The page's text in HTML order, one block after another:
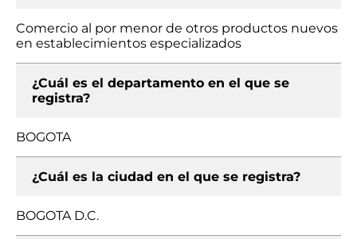
Comercio al por menor de otros productos nuevos
en establecimientos especializados
¿Cuál es el departamento en el que se
registra?
BOGOTA
¿Cuál es la ciudad en el que se registra?
BOGOTA D.C.